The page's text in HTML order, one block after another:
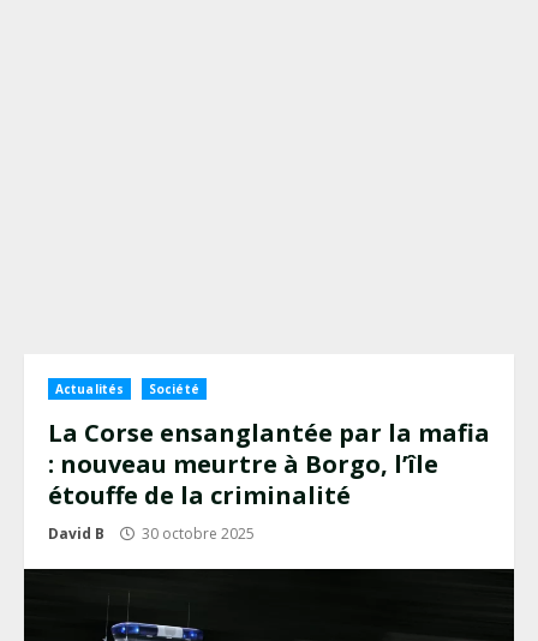
Actualités Société
La Corse ensanglantée par la mafia
: nouveau meurtre à Borgo, l’île
étouffe de la criminalité
David B 30 octobre 2025